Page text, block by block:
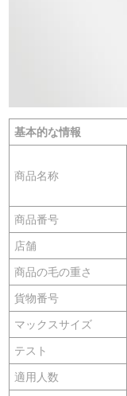
基本的な情報
商品名称
商品番号
店舗
商品の毛の重さ
貨物番号
マックスサイズ
テスト
適用人数